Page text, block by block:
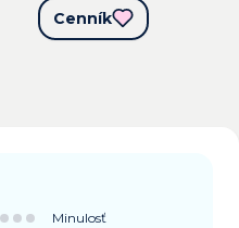
Cenník
Minulosť